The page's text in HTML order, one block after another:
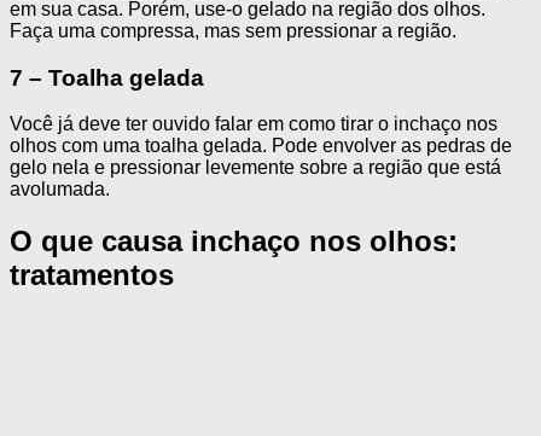
em sua casa. Porém, use-o gelado na região dos olhos.
Faça uma compressa, mas sem pressionar a região.
7 – Toalha gelada
Você já deve ter ouvido falar em como tirar o inchaço nos
olhos com uma toalha gelada. Pode envolver as pedras de
gelo nela e pressionar levemente sobre a região que está
avolumada.
O que causa inchaço nos olhos:
tratamentos